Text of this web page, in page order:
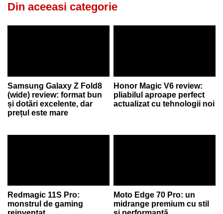
Din aceeasi categorie
Samsung Galaxy Z Fold8
(wide) review: format bun
și dotări excelente, dar
prețul este mare
Honor Magic V6 review:
pliabilul aproape perfect
actualizat cu tehnologii noi
Redmagic 11S Pro:
monstrul de gaming
Moto Edge 70 Pro: un
midrange premium cu stil